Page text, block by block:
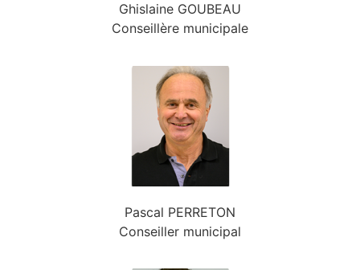
Ghislaine GOUBEAU
Conseillère municipale
Pascal PERRETON
Conseiller municipal